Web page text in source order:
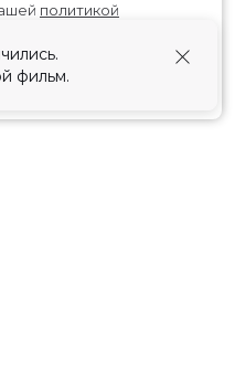
фильм.
политикой